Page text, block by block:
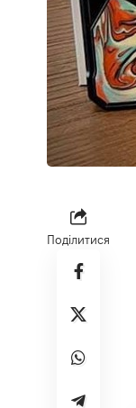
Поділитися